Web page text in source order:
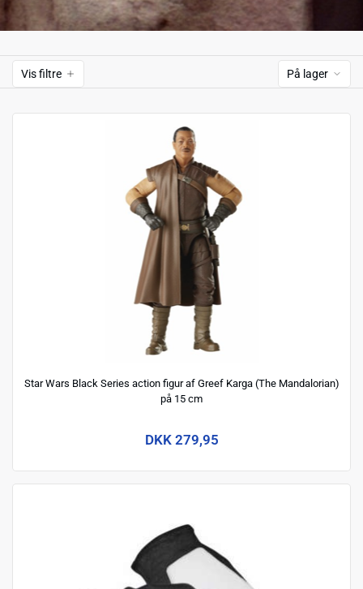
Vis filtre På lager
Star Wars Black Series action figur af Greef Karga (The Mandalorian)
på 15 cm
DKK 279,95